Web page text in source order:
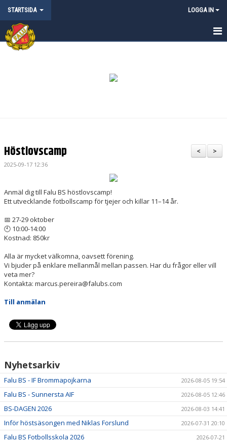
STARTSIDA LOGGA IN
STARTSIDA
KONTAKT
ANMÄLAN CAMPER & LÄGER
>
<
Höstlovscamp
2025-09-17 12:36
Anmäl dig till Falu BS höstlovscamp!
Ett utvecklande fotbollscamp för tjejer och killar 11–14 år.
📅 27-29 oktober
🕙 10:00-14:00
Kostnad: 850kr
Alla är mycket välkomna, oavsett förening.
Vi bjuder på enklare mellanmål mellan passen. Har du frågor eller vill
veta mer?
Kontakta: marcus.pereira@falubs.com
Till anmälan
Nyhetsarkiv
Falu BS - IF Brommapojkarna 2026-08-05 19:54
Falu BS - Sunnersta AIF 2026-08-05 12:46
BS-DAGEN 2026 2026-08-03 14:41
Inför höstsäsongen med Niklas Forslund 2026-07-31 20:10
Falu BS Fotbollsskola 2026 2026-07-21